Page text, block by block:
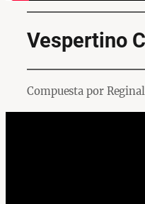
Vespertino
Compuesta por